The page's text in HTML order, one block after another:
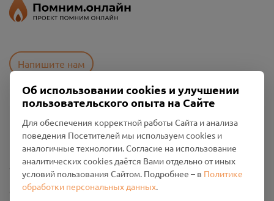
Напишите нам
Политика конфиденциальности
Промо-материалы
Настройки cookies
Общество с ограниченной ответственностью «Смоленский
Об использовании cookies и улучшении
пользовательского опыта на Сайте
Для обеспечения корректной работы Сайта и анализа
поведения Посетителей мы используем cookies и
аналогичные технологии. Согласие на использование
аналитических cookies даётся Вами отдельно от иных
условий пользования Сайтом. Подробнее – в Политике
обработки персональных данных.